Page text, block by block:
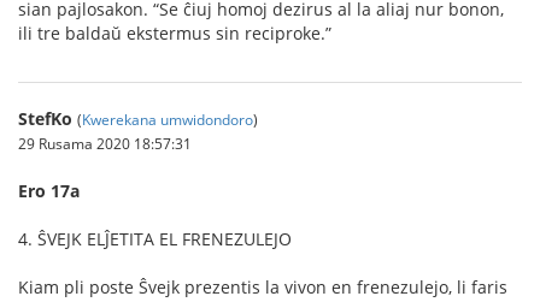
sian pajlosakon. “Se ĉiuj homoj dezirus al la aliaj nur bonon,
ili tre baldaŭ ekstermus sin reciproke.”
StefKo (Kwerekana umwidondoro)
29 Rusama 2020 18:57:31
Ero 17a
4. ŜVEJK ELĴETITA EL FRENEZULEJO
Kiam pli poste Ŝvejk prezentis la vivon en frenezulejo, li faris